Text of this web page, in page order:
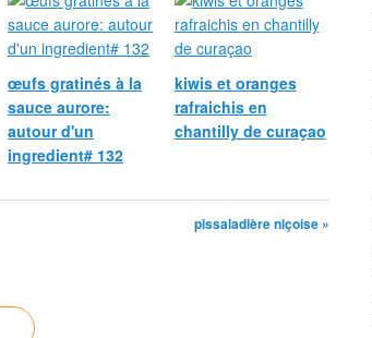
œufs gratinés à la
sauce aurore:
autour d'un
ingredient# 132
kiwis et oranges
rafraichis en
chantilly de curaçao
pissaladière niçoise »